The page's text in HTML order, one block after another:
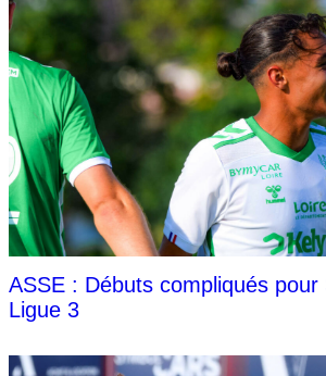
ASSE : Débuts compliqués pour
Ligue 3